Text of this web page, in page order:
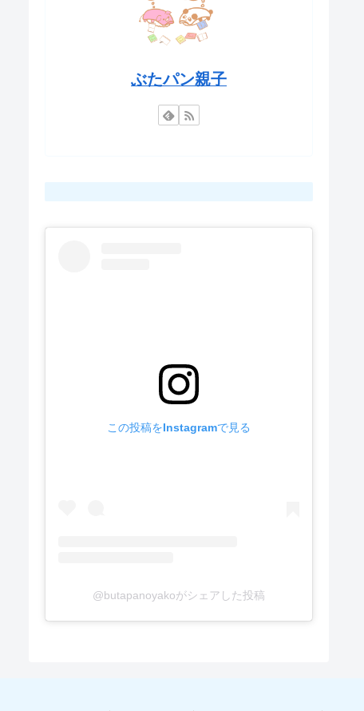
ぶたパン親子
この投稿をInstagramで見る
@butapanoyakoがシェアした投稿